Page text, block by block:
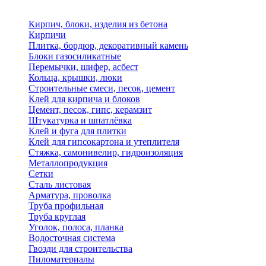
Кирпич, блоки, изделия из бетона
Кирпичи
Плитка, бордюр, декоративный камень
Блоки газосиликатные
Перемычки, шифер, асбест
Кольца, крышки, люки
Строительные смеси, песок, цемент
Клей для кирпича и блоков
Цемент, песок, гипс, керамзит
Штукатурка и шпатлёвка
Клей и фуга для плитки
Клей для гипсокартона и утеплителя
Стяжка, самонивелир, гидроизоляция
Металлопродукция
Сетки
Сталь листовая
Арматура, проволка
Труба профильная
Труба круглая
Уголок, полоса, планка
Водосточная система
Гвозди для строительства
Пиломатериалы